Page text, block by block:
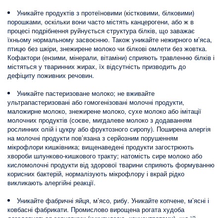
Уникайте продуктів з протеїновими (кістковими, білковими)
порошками, оскільки вони часто містять канцерогени, або ж в
процесі подрібнення руйнується структура білків, що заважає
їхньому нормальному засвоєнню. Також уникайте нежирного м’яса,
птицю без шкіри, знежирене молоко чи білкові омлети без жовтка.
Кофактори (ензими, мінерали, вітаміни) сприяють травленню білків і
містяться у тваринних жирах, їх відсутність призводить до
дефіциту поживних речовин.
Уникайте пастеризоване молоко; не вживайте
ультрапастеризовані або гомогенізовані молочні продукти,
маложирне молоко, знежирене молоко, сухе молоко або імітації
молочних продуктів (соєве, мигдалеве молоко з додаванням
рослинних олій і цукру або фруктозного сиропу). Поширена алергія
на молочні продукти пов’язана з серйозним порушенням
мікрофлори кишківника; вищенаведені продукти загострюють
хвороби шлунково-кишкового тракту; натомість сире молоко або
кисломолочні продукти від здорової тварини сприяють формуванню
корисних бактерій, нормалізують мікрофлору і вкрай рідко
викликають алергійні реакції.
Уникайте фабричні яйця, м’ясо, рибу. Уникайте копчене, м’ясні і
ковбасні фабрикати. Промислово вирощена рогата худоба